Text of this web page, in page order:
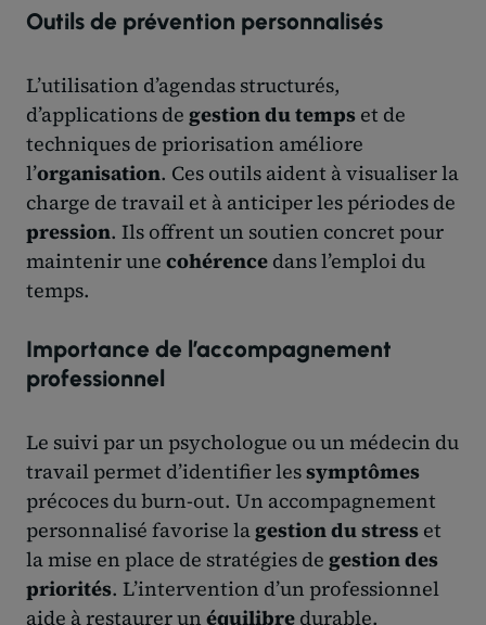
Outils de prévention personnalisés
L’utilisation d’agendas structurés,
d’applications de gestion du temps et de
techniques de priorisation améliore
l’organisation. Ces outils aident à visualiser la
charge de travail et à anticiper les périodes de
pression. Ils offrent un soutien concret pour
maintenir une cohérence dans l’emploi du
temps.
Importance de l’accompagnement
professionnel
Le suivi par un psychologue ou un médecin du
travail permet d’identifier lessymptômes
précoces du burn-out. Un accompagnement
personnalisé favorise lagestion du stress et
la mise en place de stratégies de gestion des
priorités. L’intervention d’un professionnel
aide à restaurer un équilibre durable.